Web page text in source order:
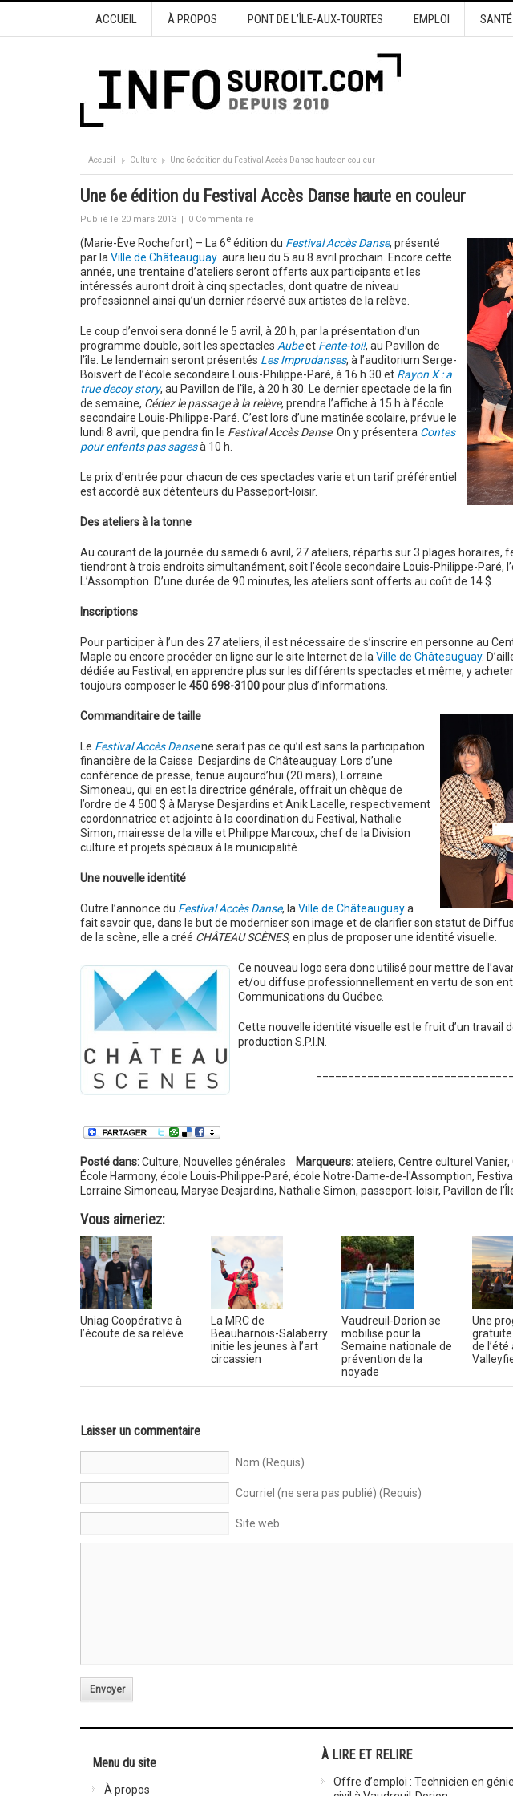
ACCUEIL À PROPOS PONT DE L’ÎLE-AUX-TOURTES EMPLOI SANTÉ
Accueil Culture Une 6e édition du Festival Accès Danse haute en couleur
Une 6e édition du Festival Accès Danse haute en couleur
Publié le 20 mars 2013 | 0 Commentaire
(Marie-Ève Rochefort) – La 6eédition du Festival Accès Danse, présenté
par la Ville de Châteauguayaura lieu du 5 au 8 avril prochain. Encore cette
année, une trentaine d’ateliers seront offerts aux participants et les
intéressés auront droit à cinq spectacles, dont quatre de niveau
professionnel ainsi qu’un dernier réservé aux artistes de la relève.
Le coup d’envoi sera donné le 5 avril, à 20 h, par la présentation d’un
programme double, soit les spectacles Aubeet Fente-toi!, au Pavillon de
l’île. Le lendemain seront présentés Les Imprudanses, à l’auditorium Serge-
Boisvert de l’école secondaire Louis-Philippe-Paré, à 16 h 30 et Rayon X : a
true decoy story, au Pavillon de l’île, à 20 h 30. Le dernier spectacle de la fin
de semaine, Cédez le passage à la relève, prendra l’affiche à 15 h à l’école
secondaire Louis-Philippe-Paré. C’est lors d’une matinée scolaire, prévue le
lundi 8 avril, que pendra fin le Festival Accès Danse. On y présentera Contes
pour enfants pas sagesà 10 h.
Le prix d’entrée pour chacun de ces spectacles varie et un tarif préférentiel
est accordé aux détenteurs du Passeport-loisir.
Des ateliers à la tonne
Au courant de la journée du samedi 6 avril, 27 ateliers, répartis sur 3 plages horaires,
tiendront à trois endroits simultanément, soit l’école secondaire Louis-Philippe-Paré,
L’Assomption. D’une durée de 90 minutes, les ateliers sont offerts au coût de 14 $.
Inscriptions
Pour participer à l’un des 27 ateliers, il est nécessaire de s’inscrire en personne au
Maple ou encore procéder en ligne sur le site Internet de la Ville de Châteauguay.
dédiée au Festival, en apprendre plus sur les différents spectacles et même, y
toujours composer le 450 698-3100pour plus d’informations.
Commanditaire de taille
Le Festival Accès Dansene serait pas ce qu’il est sans la participation
financière de la Caisse Desjardins de Châteauguay. Lors d’une
conférence de presse, tenue aujourd’hui (20 mars), Lorraine
Simoneau, qui en est la directrice générale, offrait un chèque de
l’ordre de 4 500 $ à Maryse Desjardins et Anik Lacelle, respectivement
coordonnatrice et adjointe à la coordination du Festival, Nathalie
Simon, mairesse de la ville et Philippe Marcoux, chef de la Division
culture et projets spéciaux à la municipalité.
Une nouvelle identité
Outre l’annonce du Festival Accès Danse, la Ville de Châteauguaya
fait savoir que, dans le but de moderniser son image et de clarifier son statut de
de la scène, elle a créé CHÂTEAU SCÈNES,en plus de proposer une identité visuelle.
Ce nouveau logo sera donc utilisé pour mettre de
et/ou diffuse professionnellement en vertu de son
Communications du Québec.
Cette nouvelle identité visuelle est le fruit d’un travail
production S.P.I.N.
Posté dans:Culture, Nouvelles générales Marqueurs: ateliers, Centre culturel Vanier,
École Harmony, école Louis-Philippe-Paré, école Notre-Dame-de-l'Assomption,
Lorraine Simoneau, Maryse Desjardins, Nathalie Simon, passeport-loisir, Pavillon de
Vous aimeriez:
Uniag Coopérative à
l’écoute de sa relève
La MRC de
Beauharnois-Salaberry
initie les jeunes à l’art
circassien
Vaudreuil-Dorion se
mobilise pour la
Semaine nationale de
prévention de la
noyade
Une
de
Laisser un commentaire
Nom (Requis)
Courriel (ne sera pas publié) (Requis)
Site web
Envoyer
Menu du site
À propos
À LIRE ET RELIRE
Offre d’emploi : Technicien en génie